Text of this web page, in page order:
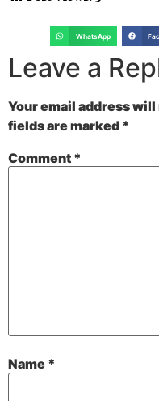
WhatsApp
Leave a
Your email address
fields are marked *
Comment *
Name *